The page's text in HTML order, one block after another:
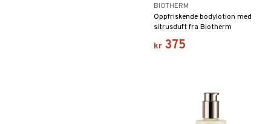
BIOTHERM
Oppfriskende bodylotion med
sitrusduft fra Biotherm
kr 375